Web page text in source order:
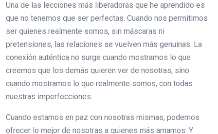
Una de las lecciones más liberadoras que he aprendido es
que no tenemos que ser perfectas. Cuando nos permitimos
ser quienes realmente somos, sin máscaras ni
pretensiones, las relaciones se vuelven más genuinas. La
conexión auténtica no surge cuando mostramos lo que
creemos que los demás quieren ver de nosotras, sino
cuando mostramos lo que realmente somos, con todas
nuestras imperfecciones.
Cuando estamos en paz con nosotras mismas, podemos
ofrecer lo mejor de nosotras a quienes más amamos. Y